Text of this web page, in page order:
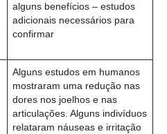
alguns benefícios – estudos
adicionais necessários para
confirmar
Alguns estudos em humanos
mostraram uma redução nas
dores nos joelhos e nas
articulações. Alguns indivíduos
relataram náuseas e irritação